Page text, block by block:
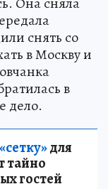
снять со
в Москву и
в
дело.
для
тайно
гостей